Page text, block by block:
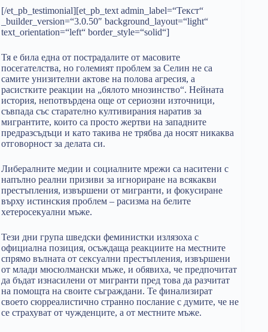
[/et_pb_testimonial][et_pb_text admin_label=“Текст“
_builder_version=“3.0.50″ background_layout=“light“
text_orientation=“left“ border_style=“solid“]
Тя е била една от пострадалите от масовите
посегателства, но големият проблем за Селин не са
самите унизителни актове на полова агресия, а
расистките реакции на „бялото мнозинство“. Нейната
история, непотвърдена още от сериозни източници,
съвпада със старателно култивирания наратив за
мигрантите, които са просто жертви на западните
предразсъдъци и като такива не трябва да носят никаква
отговорност за делата си.
Либералните медии и социалните мрежи са наситени с
напълно реални призиви за игнориране на всякакви
престъпления, извършени от мигранти, и фокусиране
върху истинския проблем – расизма на белите
хетеросекуални мъже.
Тези дни група шведски феминистки излязоха с
официална позиция, осъждаща реакциите на местните
спрямо вълната от сексуални престъпления, извършени
от млади мюсюлмански мъже, и обявиха, че предпочитат
да бъдат изнасилени от мигранти пред това да разчитат
на помощта на своите съграждани. Те финализират
своето сюрреалистично странно послание с думите, че не
се страхуват от чужденците, а от местните мъже.